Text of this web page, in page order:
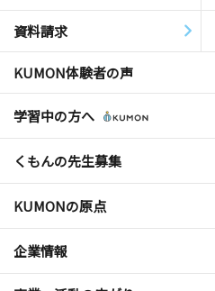
資料請求
KUMON体験者の声
学習中の方へ
くもんの先生募集
KUMONの原点
企業情報